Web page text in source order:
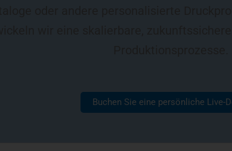
Buchen Sie eine persönliche Live-